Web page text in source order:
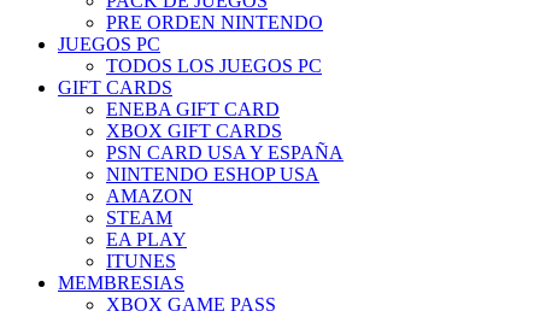
PRE ORDEN NINTENDO
JUEGOS PC
TODOS LOS JUEGOS PC
GIFT CARDS
ENEBA GIFT CARD
XBOX GIFT CARDS
PSN CARD USA Y ESPAÑA
NINTENDO ESHOP USA
AMAZON
STEAM
EA PLAY
ITUNES
MEMBRESIAS
XBOX GAME PASS